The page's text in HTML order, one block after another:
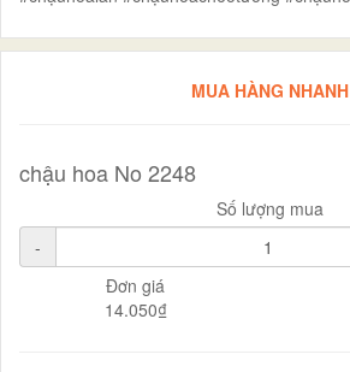
MUA HÀNG NHANH
chậu hoa No 2248
Số lượng mua
-
Đơn giá
14.050₫